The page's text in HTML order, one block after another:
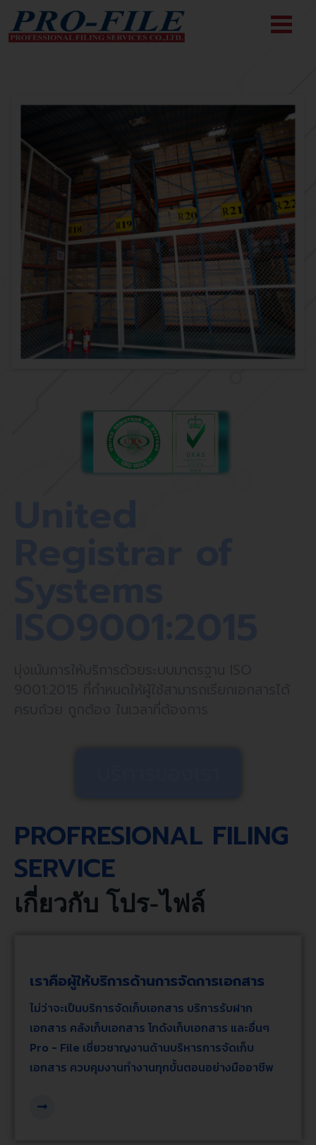
PROFRESIONAL FILING
SERVICE
เกี่ยวกับ โปร-ไฟล์
เราคือผู้ให้บริการด้านการจัดการเอกสาร
ไม่ว่าจะเป็นบริการจัดเก็บเอกสาร บริการรับฝาก
เอกสาร คลังเก็บเอกสาร โกดังเก็บเอกสาร และอื่นๆ
Pro - File เชี่ยวชาญงานด้านบริหารการจัดเก็บ
เอกสาร ควบคุมงานทำงานทุกขั้นตอนอย่างมืออาชีพ